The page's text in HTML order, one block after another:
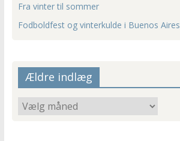
Fra vinter til sommer
Fodboldfest og vinterkulde i Buenos Aires
Ældre indlæg
Ældre